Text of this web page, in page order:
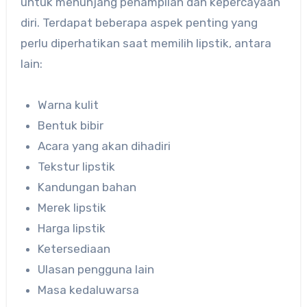
diri. Terdapat beberapa aspek penting yang
perlu diperhatikan saat memilih lipstik, antara
lain:
Warna kulit
Bentuk bibir
Acara yang akan dihadiri
Tekstur lipstik
Kandungan bahan
Merek lipstik
Harga lipstik
Ketersediaan
Ulasan pengguna lain
Masa kedaluwarsa